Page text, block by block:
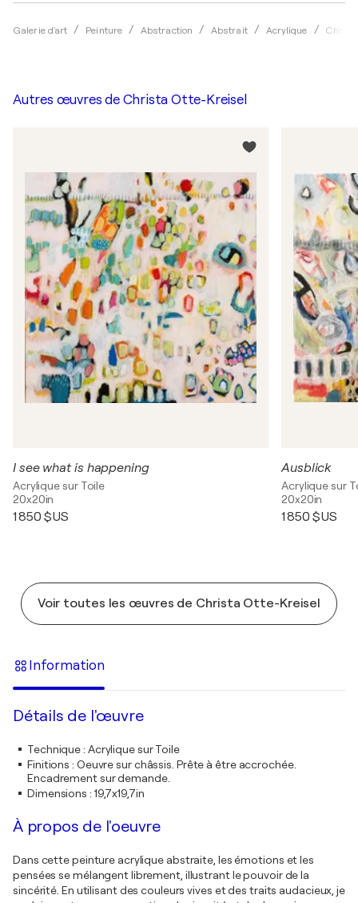
Galerie d'art Peinture Abstraction Abstrait Acrylique
Autres œuvres de Christa Otte-Kreisel
I see what is happening
Acrylique sur Toile
20x20in
1 850 $US
Ausblick
Acrylique sur
20x20in
1 850 $US
Voir toutes les œuvres de Christa Otte-Kreisel
Information
Détails de l'œuvre
Technique: Acrylique sur Toile
Finitions : Oeuvre sur châssis. Prête à être accrochée.
Encadrement sur demande.
Dimensions : 19,7x19,7in
À propos de l'oeuvre
Dans cette peinture acrylique abstraite, les émotions et les
pensées se mélangent librement, illustrant le pouvoir de la
sincérité. En utilisant des couleurs vives et des traits audacieux, je